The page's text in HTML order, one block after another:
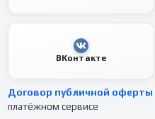
ВКонтакте
Договор публичной оферты
платёжном сервисе